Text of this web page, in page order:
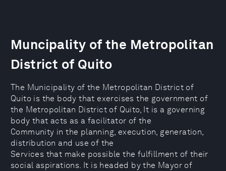
Muncipality of the Metropolitan
District of Quito
The Municipality of the Metropolitan District of
Quito is the body that exercises the government of
the Metropolitan District of Quito, It is a governing
body that acts as a facilitator of the
Community in the planning, execution, generation,
distribution and use of the
Services that make possible the fulfillment of their
social aspirations. It is headed by the Mayor of